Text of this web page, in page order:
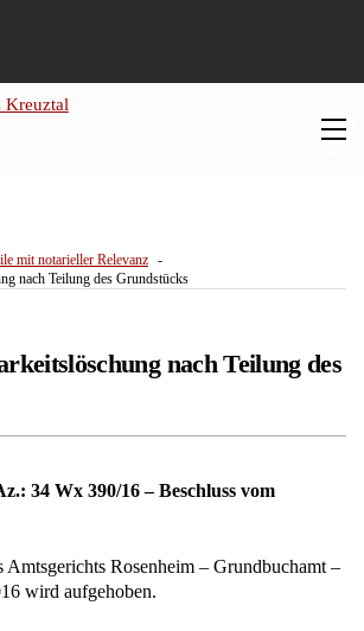
mit notarieller Relevanz
nach Teilung des Grundstücks
nach Teilung des
34 Wx 390/16 – Beschluss vom
Amtsgerichts Rosenheim – Grundbuchamt –
wird aufgehoben.